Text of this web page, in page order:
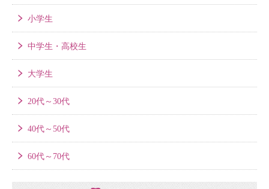
小学生
中学生・高校生
大学生
20代～30代
40代～50代
60代～70代